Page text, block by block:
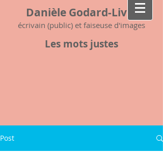
Danièle Godard-Livet
écrivain (public) et faiseuse d'images
Les mots justes
Post